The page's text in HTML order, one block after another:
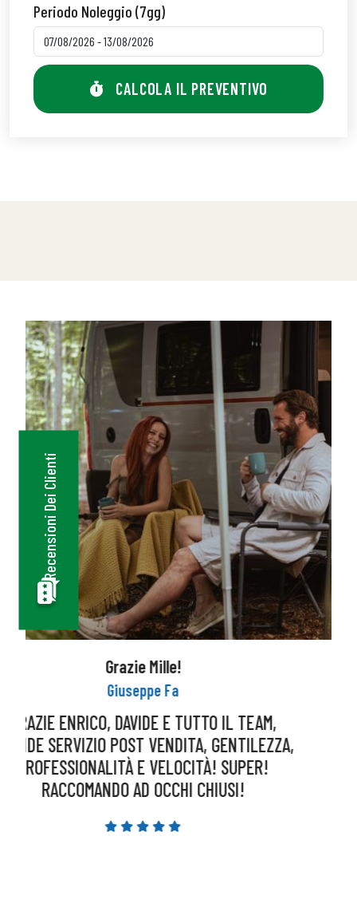
Periodo Noleggio (7gg)
CALCOLA IL PREVENTIVO
Recensioni Dei Clienti
Bellissima Esperienza
SERVIZIO OTTIMO E IRREPRENSIBILE
SEMPRE.